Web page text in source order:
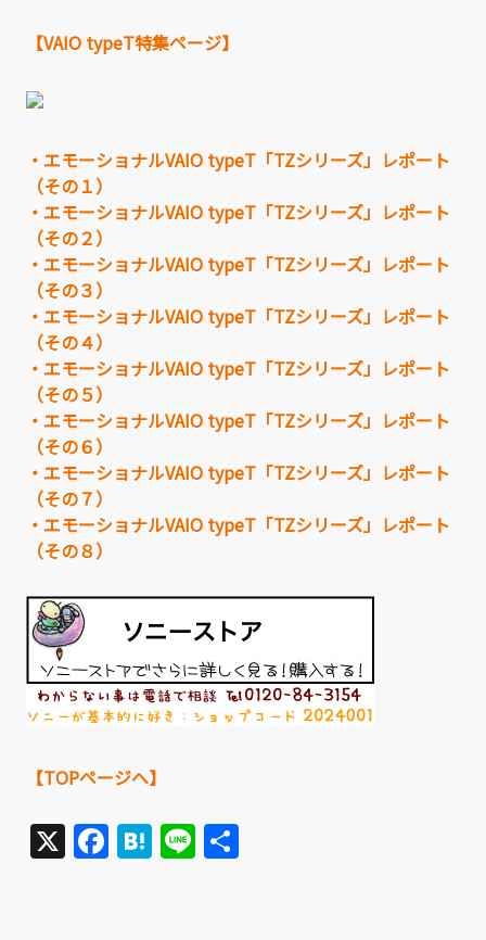
【VAIO typeT特集ページ】
・エモーショナルVAIO typeT「TZシリーズ」レポート
（その１）
・エモーショナルVAIO typeT「TZシリーズ」レポート
（その２）
・エモーショナルVAIO typeT「TZシリーズ」レポート
（その３）
・エモーショナルVAIO typeT「TZシリーズ」レポート
（その４）
・エモーショナルVAIO typeT「TZシリーズ」レポート
（その５）
・エモーショナルVAIO typeT「TZシリーズ」レポート
（その６）
・エモーショナルVAIO typeT「TZシリーズ」レポート
（その７）
・エモーショナルVAIO typeT「TZシリーズ」レポート
（その８）
【TOPページへ】
X Facebook
Hatena
Line